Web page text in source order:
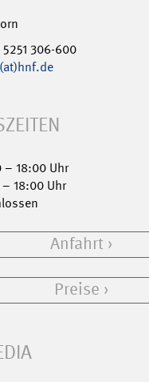
306-600
– 18:00 Uhr
18:00 Uhr
Anfahrt
Preise